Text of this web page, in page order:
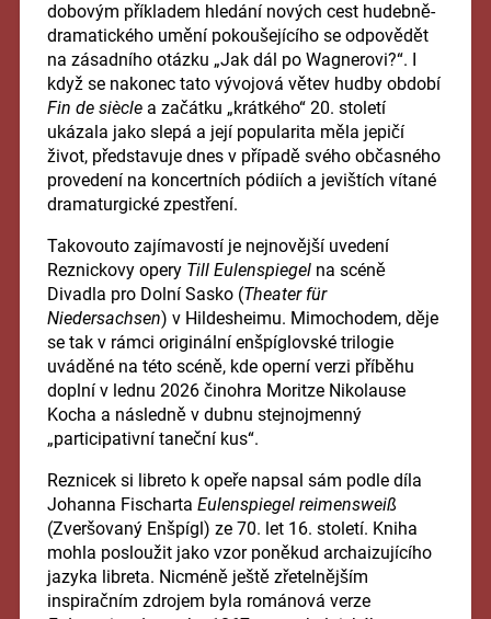
dobovým příkladem hledání nových cest hudebně-
dramatického umění pokoušejícího se odpovědět
na zásadního otázku „Jak dál po Wagnerovi?“. I
když se nakonec tato vývojová větev hudby období
Fin de sièclea začátku „krátkého“ 20. století
ukázala jako slepá a její popularita měla jepičí
život, představuje dnes v případě svého občasného
provedení na koncertních pódiích a jevištích vítané
dramaturgické zpestření.
Takovouto zajímavostí je nejnovější uvedení
Reznickovy opery Till Eulenspiegelna scéně
Divadla pro Dolní Sasko (Theater für
Niedersachsen) v Hildesheimu. Mimochodem, děje
se tak v rámci originální enšpíglovské trilogie
uváděné na této scéně, kde operní verzi příběhu
doplní v lednu 2026 činohra Moritze Nikolause
Kocha a následně v dubnu stejnojmenný
„participativní taneční kus“.
Reznicek si libreto k opeře napsal sám podle díla
Johanna Fischarta Eulenspiegel reimensweiß
(Zveršovaný Enšpígl) ze 70. let 16. století. Kniha
mohla posloužit jako vzor poněkud archaizujícího
jazyka libreta. Nicméně ještě zřetelnějším
inspiračním zdrojem byla románová verze